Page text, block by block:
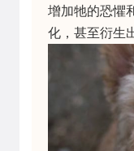
增加牠的恐懼
化，甚至衍生